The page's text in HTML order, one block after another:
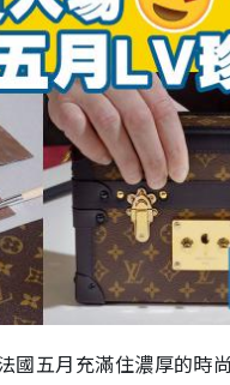
國五月充滿住濃厚的